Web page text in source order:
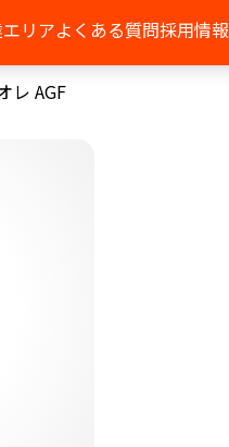
リアよくある質問採用情報
レ AGF